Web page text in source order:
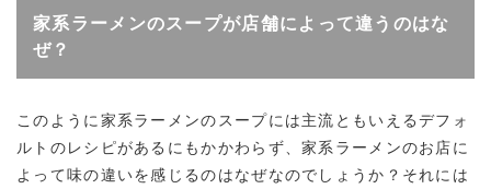
家系ラーメンのスープが店舗によって違うのはな
ぜ？
このように家系ラーメンのスープには主流ともいえるデフォ
ルトのレシピがあるにもかかわらず、家系ラーメンのお店に
よって味の違いを感じるのはなぜなのでしょうか？それには